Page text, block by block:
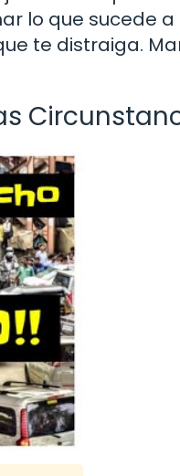
lo que sucede a
te distraiga.